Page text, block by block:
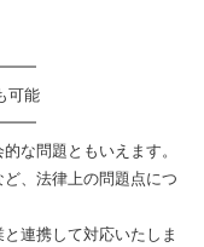
可能
な問題ともいえます。
、法律上の問題点につ
連携して対応いたしま